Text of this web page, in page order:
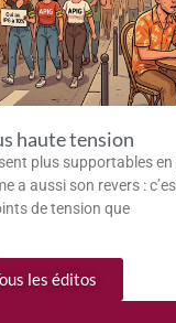
haute tension
plus supportables en
a aussi son revers :
de tension que
les éditos